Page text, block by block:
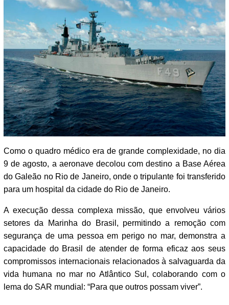
Como o quadro médico era de grande complexidade, no dia
9 de agosto, a aeronave decolou com destino a Base Aérea
do Galeão no Rio de Janeiro, onde o tripulante foi transferido
para um hospital da cidade do Rio de Janeiro.
A execução dessa complexa missão, que envolveu vários
setores da Marinha do Brasil, permitindo a remoção com
segurança de uma pessoa em perigo no mar, demonstra a
capacidade do Brasil de atender de forma eficaz aos seus
compromissos internacionais relacionados à salvaguarda da
vida humana no mar no Atlântico Sul, colaborando com o
lema do SAR mundial: “Para que outros possam viver”.